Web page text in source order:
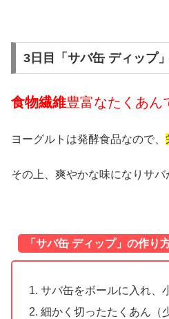
3日目「サバ缶 ディップ
食物繊維豊富なたくあん
ヨーグルトは発酵食品なので、
その上、爽やかな味になりサ
「サバ缶 ディップ」の作り
サバ缶をボールに入れ、
細かく切ったたくあん（